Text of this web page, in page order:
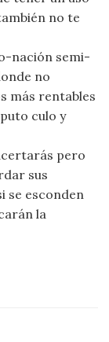
no te
nación semi-
no
más rentables
culo y
pero
sus
se esconden
la